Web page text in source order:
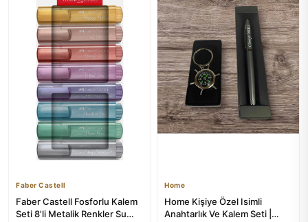
Faber Castell
Faber Castell Fosforlu Kalem
Seti 8'li Metalik Renkler Su
Home
Home Kişiye Özel Isimli
Anahtarlık Ve Kalem Seti |